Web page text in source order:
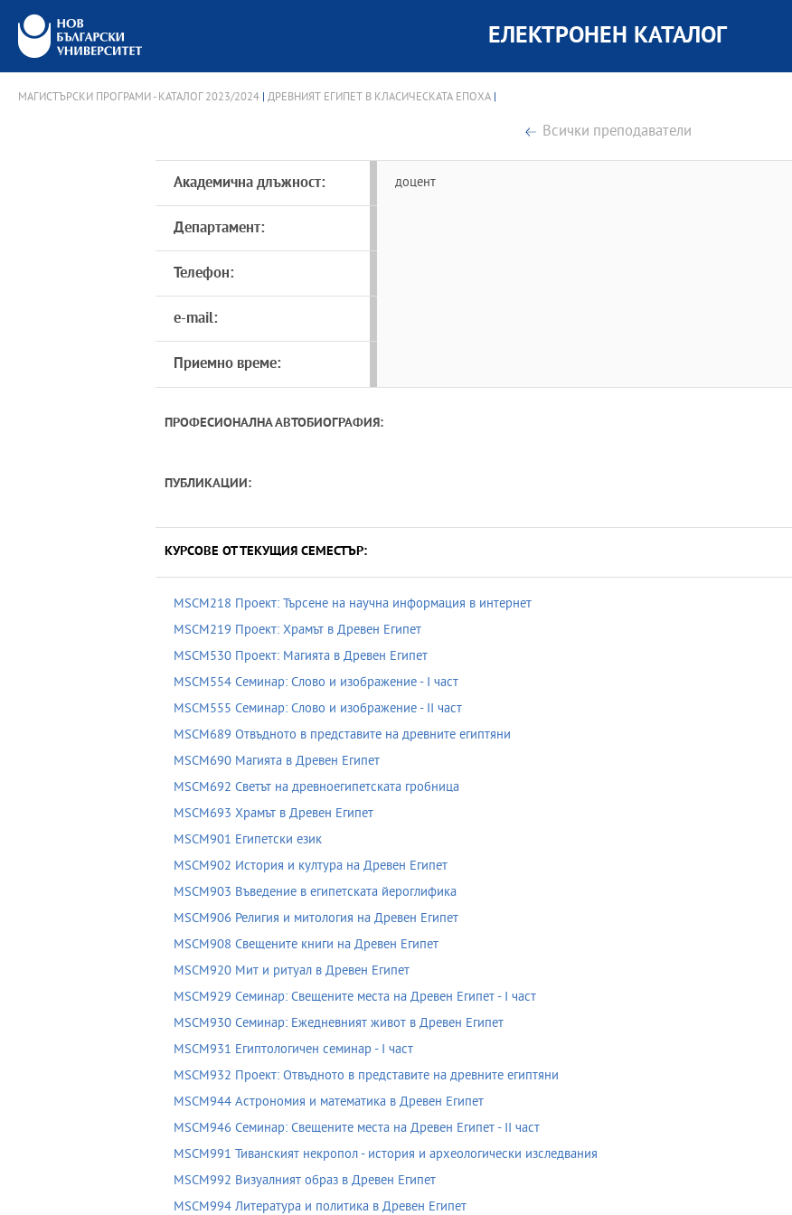
ЕЛЕКТРОНЕН КАТАЛОГ
МАГИСТЪРСКИ ПРОГРАМИ - КАТАЛОГ 2023/2024 ДРЕВНИЯТ ЕГИПЕТ В КЛАСИЧЕСКАТА ЕПОХА
Всички преподаватели
Академична длъжност: доцент
Департамент:
Телефон:
e-mail:
Приемно време:
ПРОФЕСИОНАЛНА АВТОБИОГРАФИЯ:
ПУБЛИКАЦИИ:
КУРСОВЕ ОТ ТЕКУЩИЯ СЕМЕСТЪР:
MSCM218 Проект: Търсене на научна информация в интернет
MSCM219 Проект: Храмът в Древен Египет
MSCM530 Проект: Магията в Древен Египет
MSCM554 Семинар: Слово и изображение - I част
MSCM555 Cеминар: Слово и изображение - II част
MSCM689 Отвъдното в представите на древните египтяни
MSCM690 Магията в Древен Египет
MSCM692 Светът на древноегипетската гробница
MSCM693 Храмът в Древен Египет
MSCM901 Египетски език
MSCM902 История и култура на Древен Египет
MSCM903 Въведение в египетската йероглифика
MSCM906 Религия и митология на Древен Египет
MSCM908 Свещените книги на Древен Египет
MSCM920 Мит и ритуал в Древен Египет
MSCM929 Cеминар: Свещените места на Древен Египет - I част
MSCM930 Cеминар: Ежедневният живот в Древен Египет
MSCM931 Египтологичен семинар - I част
MSCM932 Проект: Отвъдното в представите на древните египтяни
MSCM944 Астрономия и математика в Древен Египет
MSCM946 Cеминар: Свещените места на Древен Египет - II част
MSCM991 Тиванският некропол - история и археологически изследвания
MSCM992 Визуалният образ в Древен Египет
MSCM994 Литература и политика в Древен Египет